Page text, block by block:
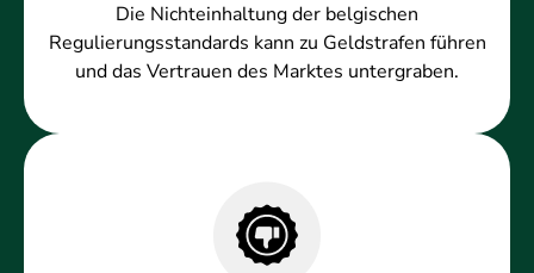
Die Nichteinhaltung der belgischen
Regulierungsstandards kann zu Geldstrafen führen
und das Vertrauen des Marktes untergraben.